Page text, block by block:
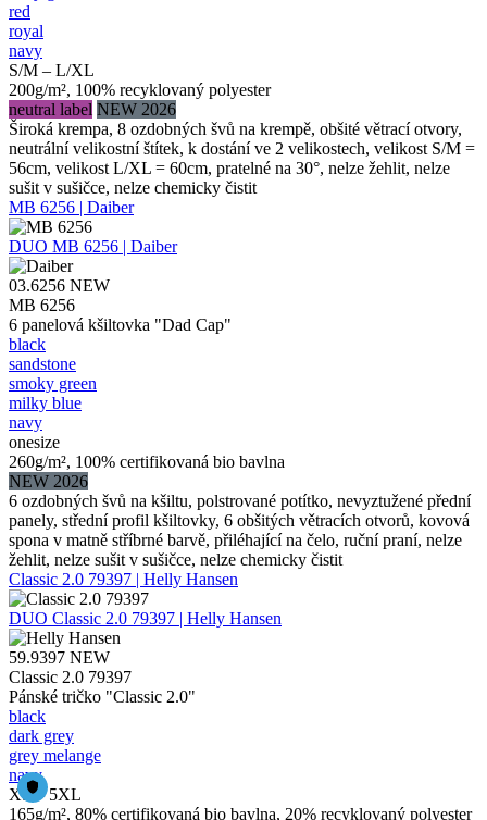
red
royal
navy
S/M – L/XL
200g/m², 100% recyklovaný polyester
neutral label NEW 2026
Široká krempa, 8 ozdobných švů na krempě, obšité větrací otvory,
neutrální velikostní štítek, k dostání ve 2 velikostech, velikost S/M =
56cm, velikost L/XL = 60cm, pratelné na 30°, nelze žehlit, nelze
sušit v sušičce, nelze chemicky čistit
MB 6256 | Daiber
DUO MB 6256 | Daiber
03.6256 NEW
MB 6256
6 panelová kšiltovka "Dad Cap"
black
sandstone
smoky green
milky blue
navy
onesize
260g/m², 100% certifikovaná bio bavlna
NEW 2026
6 ozdobných švů na kšiltu, polstrované potítko, nevyztužené přední
panely, střední profil kšiltovky, 6 obšitých větracích otvorů, kovová
spona v matně stříbrné barvě, přiléhající na čelo, ruční praní, nelze
žehlit, nelze sušit v sušičce, nelze chemicky čistit
Classic 2.0 79397 | Helly Hansen
DUO Classic 2.0 79397 | Helly Hansen
59.9397 NEW
Classic 2.0 79397
Pánské tričko "Classic 2.0"
black
dark grey
grey melange
navy
XS – 5XL
165g/m², 80% certifikovaná bio bavlna, 20% recyklovaný polyester